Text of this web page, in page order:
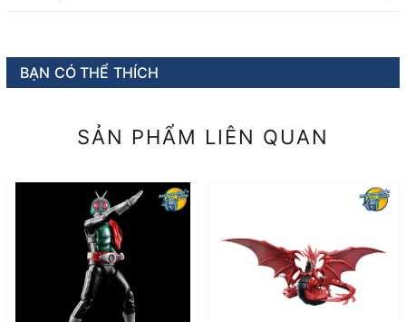
BẠN CÓ THỂ THÍCH
SẢN PHẨM LIÊN QUAN